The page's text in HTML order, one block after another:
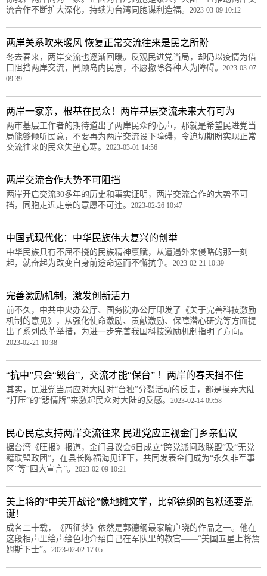
流合作不断扩大深化，持续为台湾同胞谋利造福。 2023-03-09 10:12
两岸关系吹来暖风 恢复正常交流往来是民之所盼
冬去春来，两岸交流也逐渐回暖。反观民进党当局，却仍以疫情为借
口阻挡两岸交流，罔顾岛内民意，不愿撤除各种人为障碍。 2023-03-07
09:39
两岸一家亲，根基在民众！两岸基层交流未来大有可为
两市基层工作者的期待道出了两岸民众的心声，那就是希望民进党当
局能够倾听民意，不要再为两岸交流设下障碍，令迫切期盼实现正常
交流往来的民众失望心寒。 2023-03-01 14:56
两岸交流合作大势不可阻挡
两岸开启交流30多年的历史和事实证明，两岸交流合作的大势不可
挡，同胞走近走亲的意愿不可违。 2023-02-26 10:47
中国式现代化：中华民族伟大复兴的创举
中华民族具有不屈不挠的民族精神禀赋，从遭遇外来侵略的那一刻
起，就奋起为改变自身前途命运而不懈抗争。 2023-02-21 10:39
完善激励机制，激发创新活力
前不久，中共中央办公厅、国务院办公厅印发了《关于完善科技激励
机制的意见》，从强化使命激励、贡献激励、保障潜心研究等方面提
出了系列改革举措，为进一步完善我国科技激励机制指明了方向。
2023-02-21 10:38
“抗中”只会“毁台”，交流才能“保台” ！两岸的春天挡不住
其实，民进党当局应对大陆对“台独”分裂活动的反击，都是操弄大陆
“打压”的“悲情牌”来激起民众对大陆的反感。 2023-02-14 09:58
民心民意支持两岸交流往来 民进党应正视金门乡亲倡议
据台湾《旺报》报道，金门县议会6日成立“跨党派问政联盟”及“无党
籍联盟政团”，在县长陈福海见证下，共同发表金门成为“永久非军事
区”等“四大宣言”。 2023-02-09 10:21
美上将的“中美开战论”像地摊文学，比郭德纲的包袱还要荒
诞！
成名二十载，《西征梦》依然是郭德纲最家喻户晓的作品之一。他在
这段相声里绘声绘色地介绍自己在军队里的教官——“美国五星上将詹
姆斯下士”。 2023-02-02 17:05